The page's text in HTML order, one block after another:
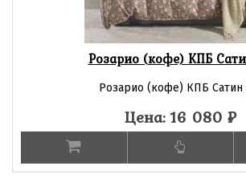
Розарио (кофе) КПБ
Розарио (кофе) КПБ Сатин
Цена: 16 080 ₽